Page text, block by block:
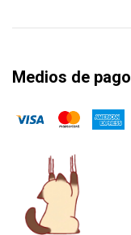
Medios de pago